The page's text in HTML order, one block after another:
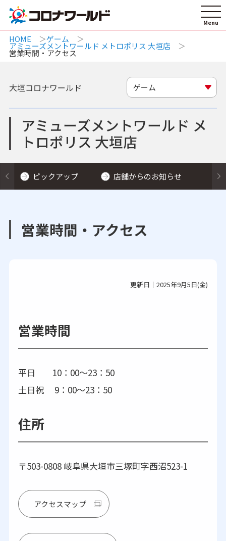
HOME ゲーム
アミューズメントワールド メトロポリス 大垣店
営業時間・アクセス
アミューズメントワールド メ
トロポリス 大垣店
大垣コロナワールド ゲーム
ピックアップ 店舗からのお知らせ
営業時間・アクセス
更新日｜2025年9月5日(金)
営業時間
平日 10：00～23：50
土日祝 9：00～23：50
住所
〒503-0808 岐阜県大垣市三塚町字西沼523-1
アクセスマップ